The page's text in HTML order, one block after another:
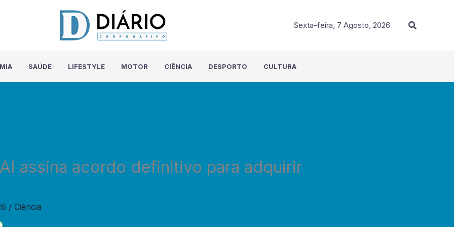
Sexta-feira, 7 Agosto, 2026 Procurar
SAÚDE LIFESTYLE MOTOR CIÊNCIA DESPORTO CULTURA
assina acordo definitivo para adquirir
/ Ciência